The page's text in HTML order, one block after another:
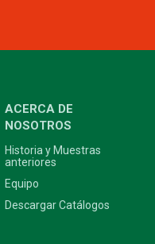
ACERCA DE
NOSOTROS
Historia y Muestras
anteriores
Equipo
Descargar Catálogos